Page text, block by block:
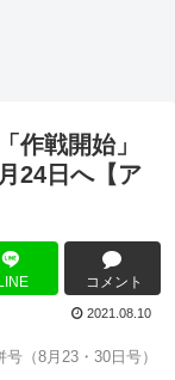
作戦開始」
24日へ【ア
コメント
2021.08.10
（8月23・30日号）